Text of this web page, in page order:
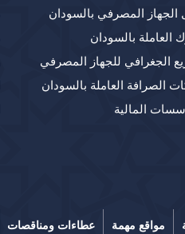
الجهاز المصرفي بالسودان
العاملة بالسودان
الجغرافي للجهاز المصرفي
الصرافة العاملة بالسودان
المالية
عطاءات ومناقصات مواقع مهمة